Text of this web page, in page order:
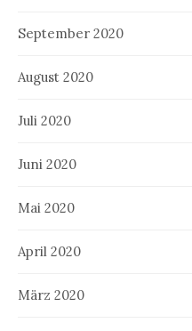
September 2020
August 2020
Juli 2020
Juni 2020
Mai 2020
April 2020
März 2020